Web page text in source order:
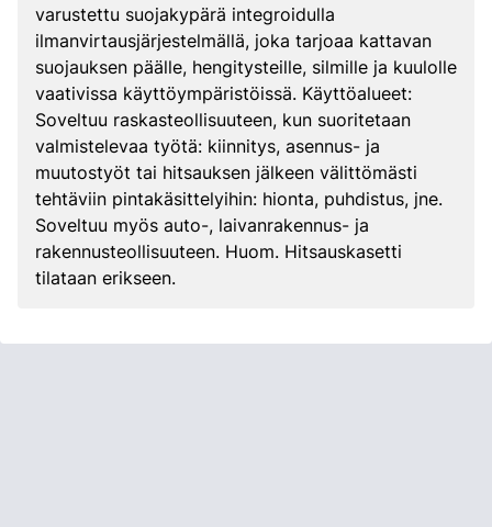
varustettu suojakypärä integroidulla
ilmanvirtausjärjestelmällä, joka tarjoaa kattavan
suojauksen päälle, hengitysteille, silmille ja kuulolle
vaativissa käyttöympäristöissä. Käyttöalueet:
Soveltuu raskasteollisuuteen, kun suoritetaan
valmistelevaa työtä: kiinnitys, asennus- ja
muutostyöt tai hitsauksen jälkeen välittömästi
tehtäviin pintakäsittelyihin: hionta, puhdistus, jne.
Soveltuu myös auto-, laivanrakennus- ja
rakennusteollisuuteen. Huom. Hitsauskasetti
tilataan erikseen.